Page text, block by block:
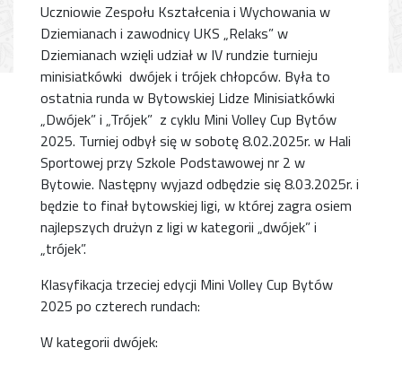
Uczniowie Zespołu Kształcenia i Wychowania w
Dziemianach i zawodnicy UKS „Relaks” w
Dziemianach wzięli udział w IV rundzie turnieju
minisiatkówki dwójek i trójek chłopców. Była to
ostatnia runda w Bytowskiej Lidze Minisiatkówki
„Dwójek” i „Trójek” z cyklu Mini Volley Cup Bytów
2025. Turniej odbył się w sobotę 8.02.2025r. w Hali
Sportowej przy Szkole Podstawowej nr 2 w
Bytowie. Następny wyjazd odbędzie się 8.03.2025r. i
będzie to finał bytowskiej ligi, w której zagra osiem
najlepszych drużyn z ligi w kategorii „dwójek” i
„trójek”.
Klasyfikacja trzeciej edycji Mini Volley Cup Bytów
2025 po czterech rundach:
W kategorii dwójek: